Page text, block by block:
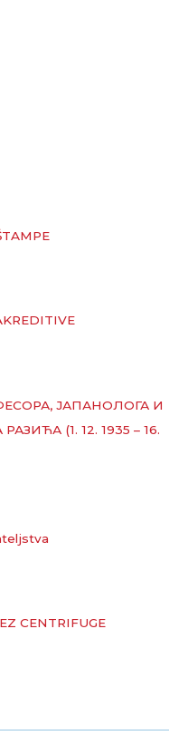
ЈАПАНОЛОГА И
(1. 12. 1935 – 16.
CENTRIFUGE